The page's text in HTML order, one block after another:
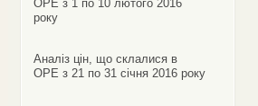
ОРЕ з 1 по 10 лютого 2016
року
Аналіз цін, що склалися в
ОРЕ з 21 по 31 січня 2016 року